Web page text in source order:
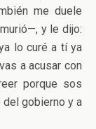
me duele
y le dijo:
lo curé a tí ya
a acusar con
porque sos
gobierno y a